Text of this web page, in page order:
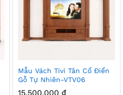
Mẫu Vách Tivi Tân Cổ Điển
Gỗ Tự Nhiên-VTV06
15.500.000 ₫